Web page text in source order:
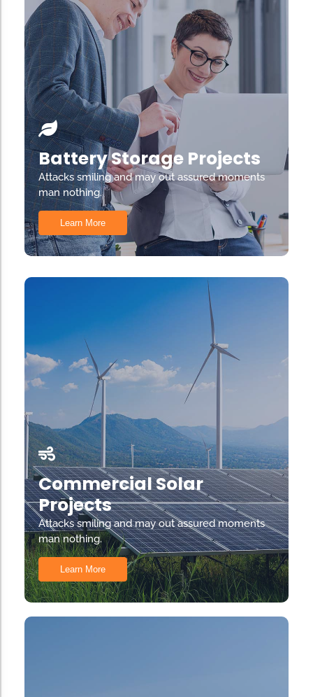
Battery Storage Projects
Attacks smiling and may out assured moments
man nothing.
Learn More
Commercial Solar
Projects
Attacks smiling and may out assured moments
man nothing.
Learn More